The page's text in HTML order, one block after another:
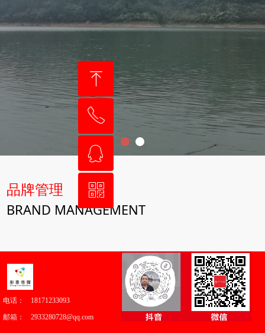
您还没有选择分类数据，请先选择数据
品牌管理
BRAND MANAGEMENT
电话：
18171233093
邮箱：
2933280728@qq.com
ꁸ
回到顶部
ꂅ
ꁗ
QQ客服
ꀥ